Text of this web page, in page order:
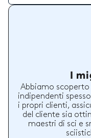
I
Abbiamo scoperto
indipendenti
i propri clienti,
del cliente sia
maestri di sci e